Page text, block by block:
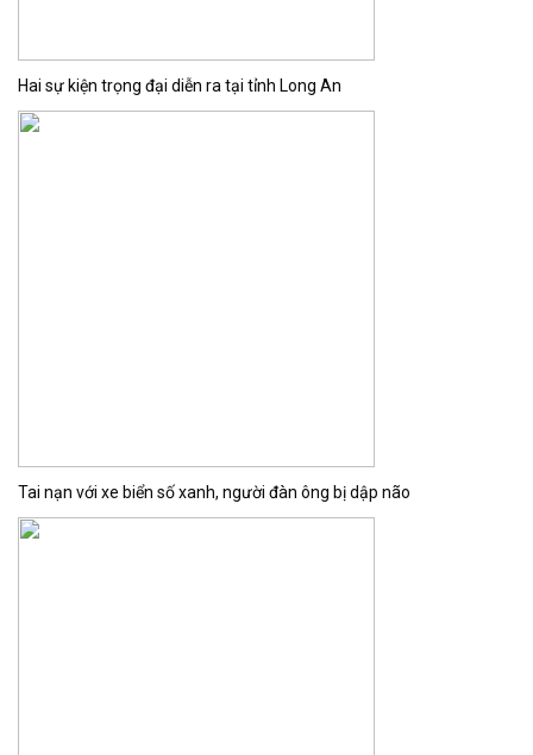
Hai sự kiện trọng đại diễn ra tại tỉnh Long An
Tai nạn với xe biển số xanh, người đàn ông bị dập não